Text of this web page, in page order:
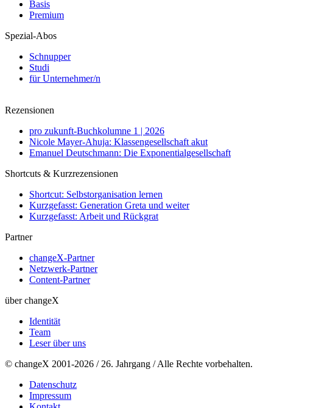
Basis
Premium
Spezial-Abos
Schnupper
Studi
für Unternehmer/n
Rezensionen
pro zukunft-Buchkolumne 1 | 2026
Nicole Mayer-Ahuja: Klassengesellschaft akut
Emanuel Deutschmann: Die Exponentialgesellschaft
Shortcuts & Kurzrezensionen
Shortcut: Selbstorganisation lernen
Kurzgefasst: Generation Greta und weiter
Kurzgefasst: Arbeit und Rückgrat
Partner
changeX-Partner
Netzwerk-Partner
Content-Partner
über changeX
Identität
Team
Leser über uns
© changeX 2001-2026 / 26. Jahrgang / Alle Rechte vorbehalten.
Datenschutz
Impressum